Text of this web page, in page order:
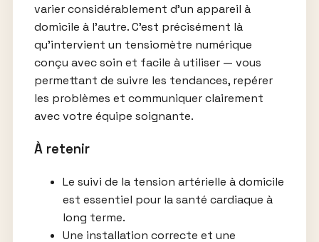
varier considérablement d’un appareil à
domicile à l’autre. C’est précisément là
qu’intervient un tensiomètre numérique
conçu avec soin et facile à utiliser — vous
permettant de suivre les tendances, repérer
les problèmes et communiquer clairement
avec votre équipe soignante.
À retenir
Le suivi de la tension artérielle à domicile
est essentiel pour la santé cardiaque à
long terme.
Une installation correcte et une